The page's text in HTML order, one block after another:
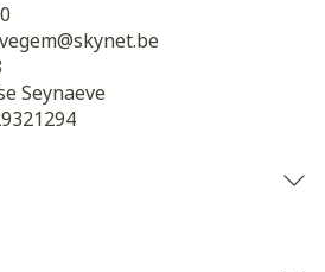
skynet.be
Seynaeve